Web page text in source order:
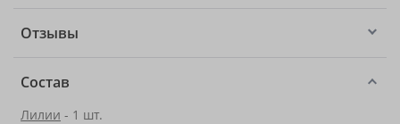
Отзывы
Состав
Лилии - 1 шт.